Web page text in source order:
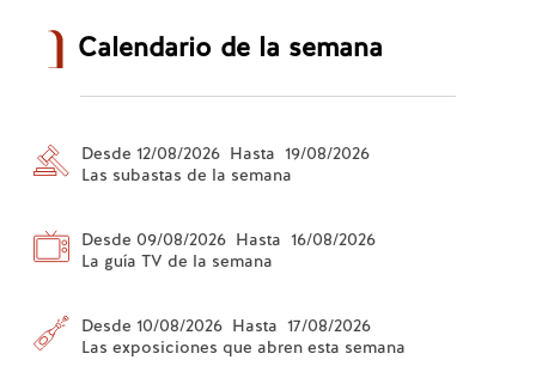
Calendario de la semana
Desde 12/08/2026 Hasta 19/08/2026
Las subastas de la semana
Desde 09/08/2026 Hasta 16/08/2026
La guía TV de la semana
Desde 10/08/2026 Hasta 17/08/2026
Las exposiciones que abren esta semana